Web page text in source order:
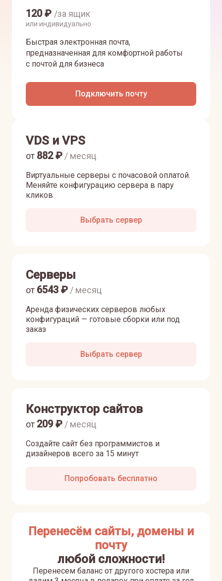
120₽ /за ящик
или индивидуально
Быстрая электронная почта,
предназначенная для комфортной работы
с почтой для бизнеса
Подключить почту
VDS и VPS
Виртуальные серверы с почасовой оплатой.
Меняйте конфигурацию сервера в пару
кликов
от 882₽ / месяц
Выбрать сервер
Серверы
Аренда физических серверов любых
конфигураций — готовые сборки или под
заказ
от 6543 ₽ / месяц
Выбрать сервер
Конструктор сайтов
Создайте сайт без программистов и
дизайнеров всего за 15 минут
от 209₽ / месяц
Попробовать бесплатно
Перенесём сайты, домены и
почту
любой сложности!
Перенесем баланс от другого хостера или